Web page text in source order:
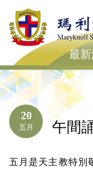
最
20
五月 午間
五月是天主教特別